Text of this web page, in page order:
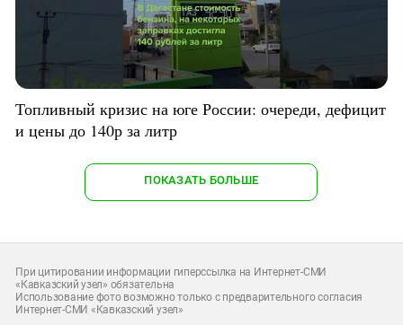
Топливный кризис на юге России: очереди, дефицит
и цены до 140р за литр
ПОКАЗАТЬ БОЛЬШЕ
При цитировании информации гиперссылка на Интернет-СМИ
«Кавказский узел» обязательна
Использование фото возможно только с предварительного согласия
Интернет-СМИ «Кавказский узел»